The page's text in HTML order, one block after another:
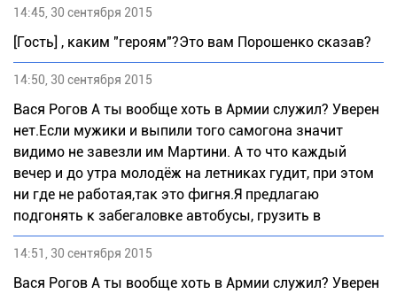
14:45, 30 сентября 2015
[Гость] , каким "героям"?Это вам Порошенко сказав?
14:50, 30 сентября 2015
Вася Рогов А ты вообще хоть в Армии служил? Уверен
нет.Если мужики и выпили того самогона значит
видимо не завезли им Мартини. А то что каждый
вечер и до утра молодёж на летниках гудит, при этом
ни где не работая,так это фигня.Я предлагаю
подгонять к забегаловке автобусы, грузить в
14:51, 30 сентября 2015
Вася Рогов А ты вообще хоть в Армии служил? Уверен